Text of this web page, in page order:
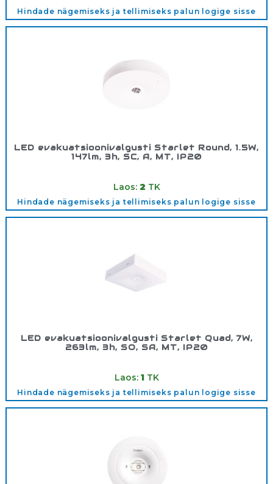
Hindade nägemiseks ja tellimiseks palun logige sisse
LED evakuatsioonivalgusti Starlet Round, 1.5W,
147lm, 3h, SC, A, MT, IP20
Laos: 2 TK
Hindade nägemiseks ja tellimiseks palun logige sisse
LED evakuatsioonivalgusti Starlet Quad, 7W,
263lm, 3h, SO, SA, MT, IP20
Laos: 1TK
Hindade nägemiseks ja tellimiseks palun logige sisse